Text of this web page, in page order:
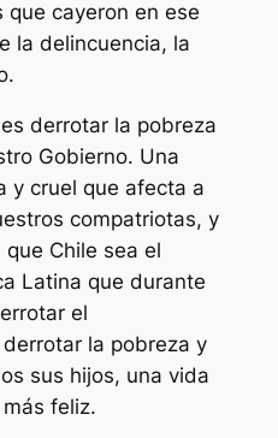
que cayeron en ese
la delincuencia, la
derrotar la pobreza
Gobierno. Una
y cruel que afecta a
compatriotas, y
Chile sea el
Latina que durante
el
la pobreza y
sus hijos, una vida
feliz.